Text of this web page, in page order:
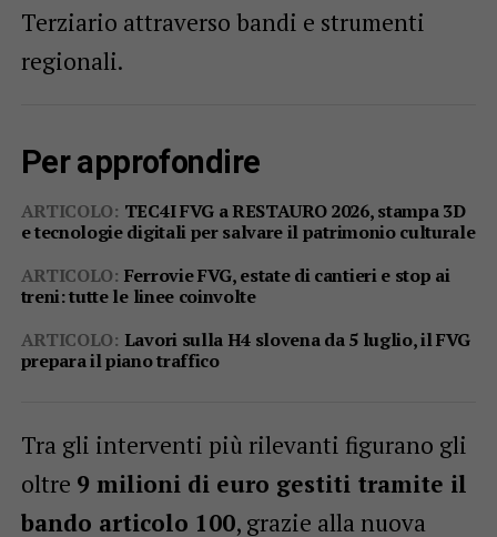
Terziario attraverso bandi e strumenti
regionali.
Per approfondire
ARTICOLO: TEC4I FVG a RESTAURO 2026, stampa 3D
e tecnologie digitali per salvare il patrimonio culturale
ARTICOLO: Ferrovie FVG, estate di cantieri e stop ai
treni: tutte le linee coinvolte
ARTICOLO: Lavori sulla H4 slovena da 5 luglio, il FVG
prepara il piano traffico
Tra gli interventi più rilevanti figurano gli
oltre 9 milioni di euro gestiti tramite il
bando articolo 100, grazie alla nuova